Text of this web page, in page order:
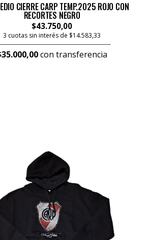
CIERRE CARP TEMP.2025 ROJO CON
RECORTES NEGRO
$43.750,00
3 cuotas sin interés de $14.583,33
con transferencia